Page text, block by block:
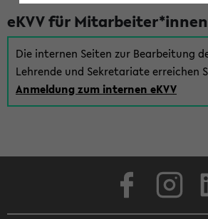
eKVV für Mitarbeiter*innen
Die internen Seiten zur Bearbeitung
Lehrende und Sekretariate erreichen
Anmeldung zum internen eKVV